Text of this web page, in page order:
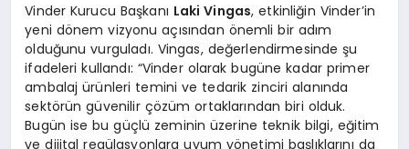
Vinder Kurucu Başkanı Laki Vingas, etkinliğin Vinder’in
yeni dönem vizyonu açısından önemli bir adım
olduğunu vurguladı. Vingas, değerlendirmesinde şu
ifadeleri kullandı: “Vinder olarak bugüne kadar primer
ambalaj ürünleri temini ve tedarik zinciri alanında
sektörün güvenilir çözüm ortaklarından biri olduk.
Bugün ise bu güçlü zeminin üzerine teknik bilgi, eğitim
ve dijital regülasyonlara uyum yönetimi başlıklarını da